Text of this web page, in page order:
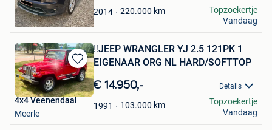
2014 220.000 km
Sam Grz
Hannut
Topzoekertje
Vandaag
Bewaren
in
Mijn
Favorieten
‼️JEEP WRANGLER YJ 2.5 121PK 1
EIGENAAR ORG NL HARD/SOFTTOP
€ 14.950,- Details
1991 103.000 km
4x4 Veenendaal
Meerle
Topzoekertje
Vandaag